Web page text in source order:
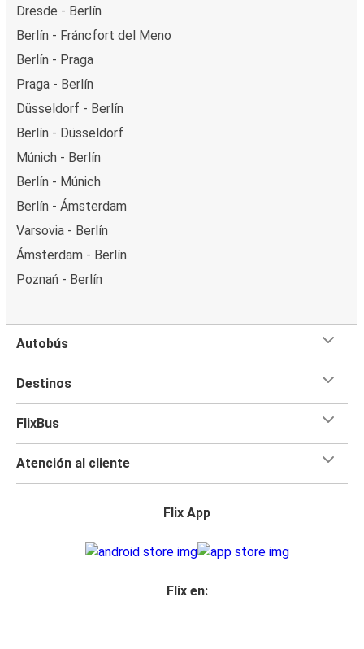
Dresde - Berlín
Berlín - Fráncfort del Meno
Berlín - Praga
Praga - Berlín
Düsseldorf - Berlín
Berlín - Düsseldorf
Múnich - Berlín
Berlín - Múnich
Berlín - Ámsterdam
Varsovia - Berlín
Ámsterdam - Berlín
Poznań - Berlín
Autobús
Destinos
FlixBus
Atención al cliente
Flix App
Flix en: